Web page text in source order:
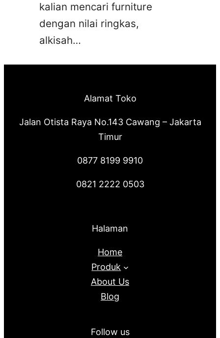
kalian mencari furniture
dengan nilai ringkas,
alkisah…
Alamat Toko
Jalan Otista Raya No.143 Cawang – Jakarta
Timur
0877 8199 9910
0821 2222 0503
Halaman
Home
Produk
About Us
Blog
Follow us